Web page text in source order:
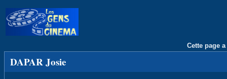
Cette page
DAPAR Josie